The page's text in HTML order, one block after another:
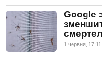
Google
1 червня, 17:11